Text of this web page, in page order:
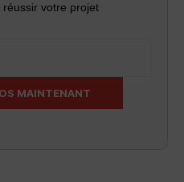
votre projet